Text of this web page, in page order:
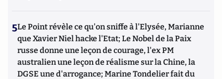
5Le Point révèle ce qu'on sniffe à l'Elysée, Marianne
que Xavier Niel hacke l'Etat; Le Nobel de la Paix
russe donne une leçon de courage, l'ex PM
australien une leçon de réalisme sur la Chine, la
DGSE une d'arrogance; Marine Tondelier fait du